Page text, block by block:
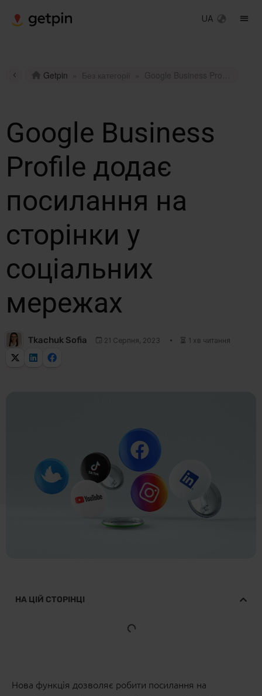
UA
Getpin
Google Business
Profile додає
посилання на
сторінки у
соціальних
мережах
Tkachuk Sofia 21 Серпня, 2023 1 хв читання
Нова функція дозволяє робити посилання на
НА ЦІЙ СТОРІНЦІ